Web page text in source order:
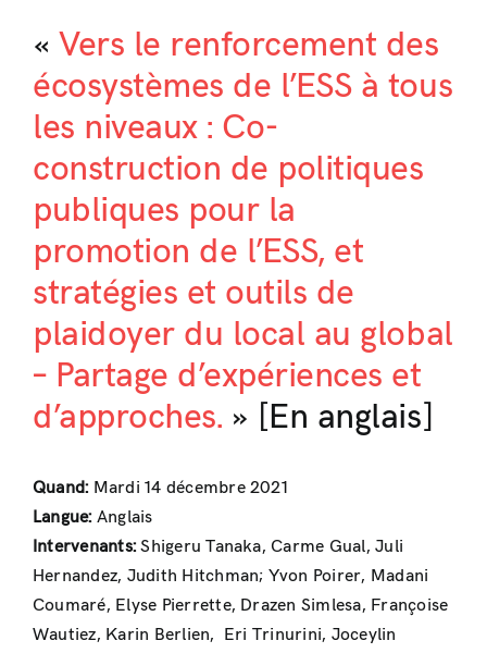
«Vers le renforcement des
écosystèmes de l’ESS à tous
les niveaux : Co-
construction de politiques
publiques pour la
promotion de l’ESS, et
stratégies et outils de
plaidoyer du local au global
– Partage d’expériences et
d’approches. » [En anglais]
Quand:Mardi 14 décembre 2021
Langue:Anglais
Intervenants:Shigeru Tanaka, Carme Gual, Juli
Hernandez, Judith Hitchman; Yvon Poirer, Madani
Coumaré, Elyse Pierrette, Drazen Simlesa, Françoise
Wautiez, Karin Berlien, Eri Trinurini, Joceylin